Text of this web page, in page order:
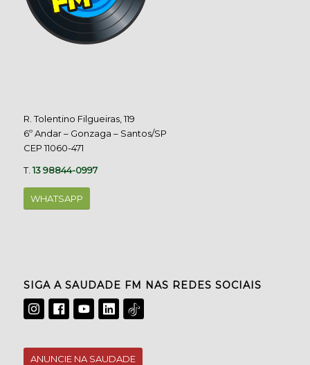
R. Tolentino Filgueiras, 119
6º Andar – Gonzaga – Santos/SP
CEP 11060-471
T.13 98844-0997
WHATSAPP
SIGA A SAUDADE FM NAS REDES SOCIAIS
ANUNCIE NA SAUDADE